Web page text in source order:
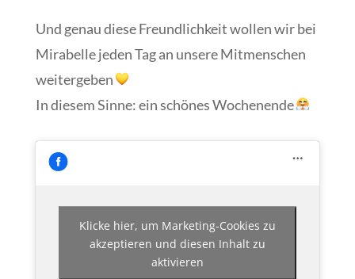
Und genau diese Freundlichkeit wollen wir bei
Mirabelle jeden Tag an unsere Mitmenschen
weitergeben
In diesem Sinne: ein schönes Wochenende
Klicke hier, um Marketing-Cookies zu
akzeptieren und diesen Inhalt zu
aktivieren